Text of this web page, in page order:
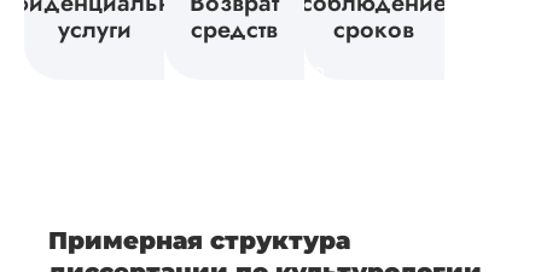
исследования,
а также
темы.
направлении
готовы
услуги средств
право на
возврат
и
проведения
сроков
сроки.
Мы
работы. В
Примерная структура